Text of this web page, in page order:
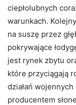
ciepłolubnych
warunkach.
na suszę przez
pokrywające
jest rynek zbytu
które przyciągają
działań
producentem